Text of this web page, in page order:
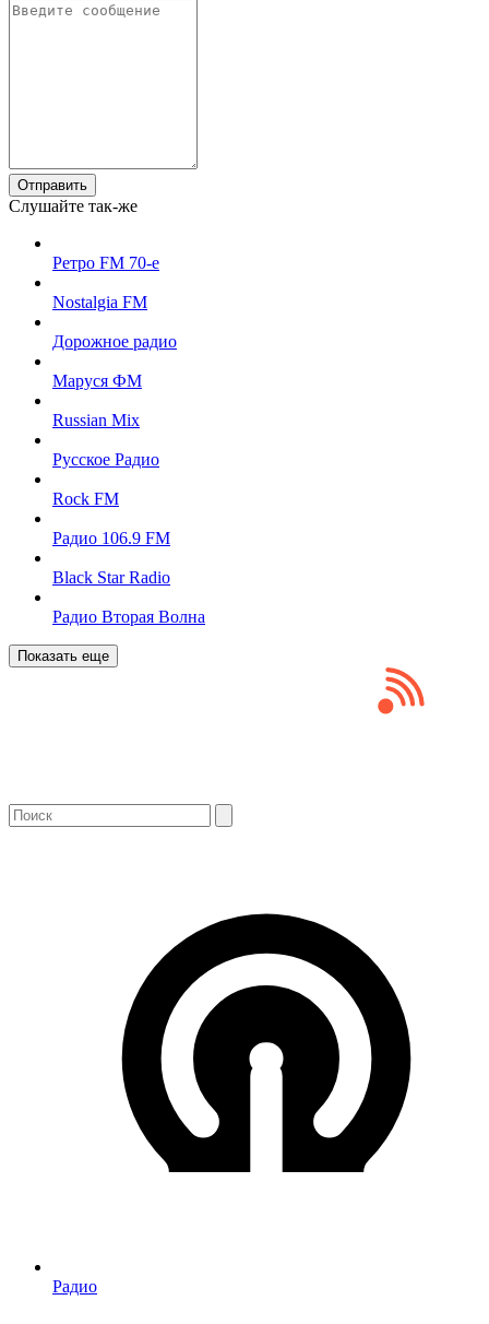
Отправить
Слушайте так-же
Ретро FM 70-е
Nostalgia FM
Дорожное радио
Маруся ФМ
Russian Mix
Русское Радио
Rock FM
Радио 106.9 FM
Black Star Radio
Радио Вторая Волна
Показать еще
Радио